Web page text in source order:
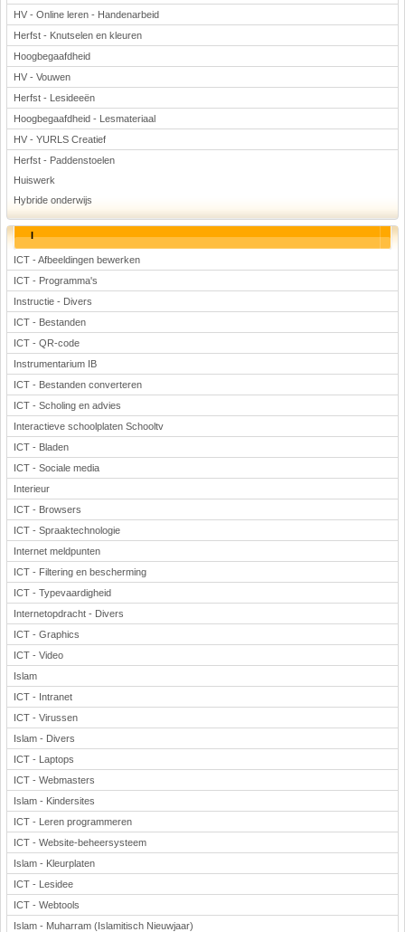
HV - Online leren - Handenarbeid
Herfst - Knutselen en kleuren
Hoogbegaafdheid
HV - Vouwen
Herfst - Lesideeën
Hoogbegaafdheid - Lesmateriaal
HV - YURLS Creatief
Herfst - Paddenstoelen
Huiswerk
Hybride onderwijs
I
ICT - Afbeeldingen bewerken
ICT - Programma's
Instructie - Divers
ICT - Bestanden
ICT - QR-code
Instrumentarium IB
ICT - Bestanden converteren
ICT - Scholing en advies
Interactieve schoolplaten Schooltv
ICT - Bladen
ICT - Sociale media
Interieur
ICT - Browsers
ICT - Spraaktechnologie
Internet meldpunten
ICT - Filtering en bescherming
ICT - Typevaardigheid
Internetopdracht - Divers
ICT - Graphics
ICT - Video
Islam
ICT - Intranet
ICT - Virussen
Islam - Divers
ICT - Laptops
ICT - Webmasters
Islam - Kindersites
ICT - Leren programmeren
ICT - Website-beheersysteem
Islam - Kleurplaten
ICT - Lesidee
ICT - Webtools
Islam - Muharram (Islamitisch Nieuwjaar)